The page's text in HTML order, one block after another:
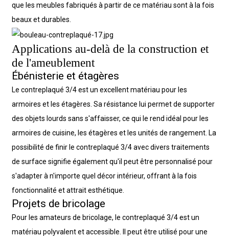
que les meubles fabriqués à partir de ce matériau sont à la fois
beaux et durables.
Applications au-delà de la construction et
de l'ameublement
Ébénisterie et étagères
Le contreplaqué 3/4 est un excellent matériau pour les
armoires et les étagères. Sa résistance lui permet de supporter
des objets lourds sans s'affaisser, ce qui le rend idéal pour les
armoires de cuisine, les étagères et les unités de rangement. La
possibilité de finir le contreplaqué 3/4 avec divers traitements
de surface signifie également qu'il peut être personnalisé pour
s'adapter à n'importe quel décor intérieur, offrant à la fois
fonctionnalité et attrait esthétique.
Projets de bricolage
Pour les amateurs de bricolage, le contreplaqué 3/4 est un
matériau polyvalent et accessible. Il peut être utilisé pour une